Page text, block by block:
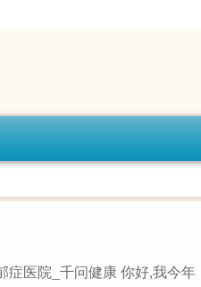
症医院_千问健康 你好,我今年